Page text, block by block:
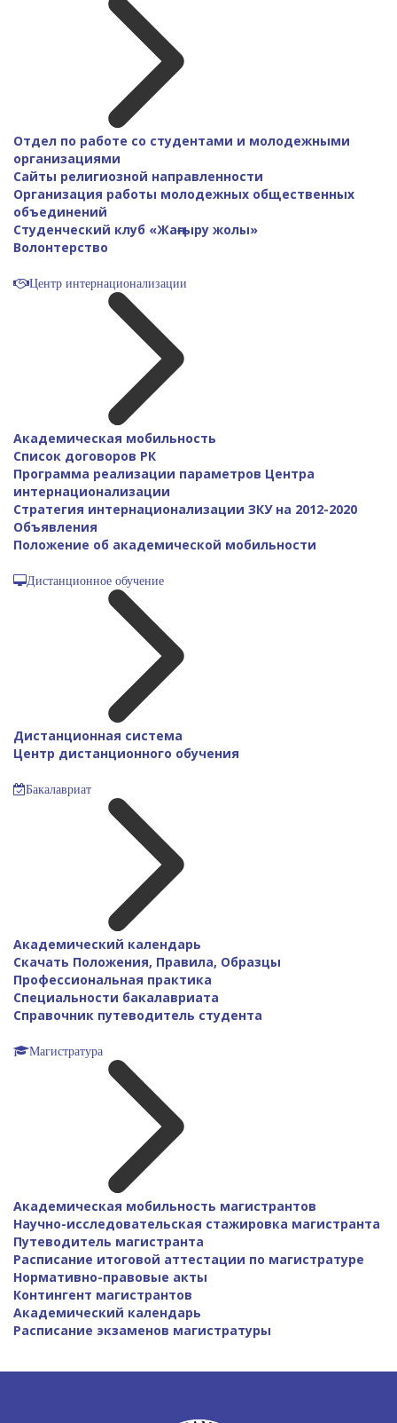
Отдел по работе со студентами и молодежными
организациями
Сайты религиозной направленности
Организация работы молодежных общественных
объединений
Студенческий клуб «Жаңғыру жолы»
Волонтерство
Центр интернационализации
Академическая мобильность
Список договоров РК
Программа реализации параметров Центра
интернационализации
Стратегия интернационализации ЗКУ на 2012-2020
Объявления
Положение об академической мобильности
Дистанционное обучение
Дистанционная система
Центр дистанционного обучения
Бакалавриат
Академический календарь
Скачать Положения, Правила, Образцы
Профессиональная практика
Специальности бакалавриата
Справочник путеводитель студента
Магистратура
Академическая мобильность магистрантов
Научно-исследовательская стажировка магистранта
Путеводитель магистранта
Расписание итоговой аттестации по магистратуре
Нормативно-правовые акты
Контингент магистрантов
Академический календарь
Расписание экзаменов магистратуры